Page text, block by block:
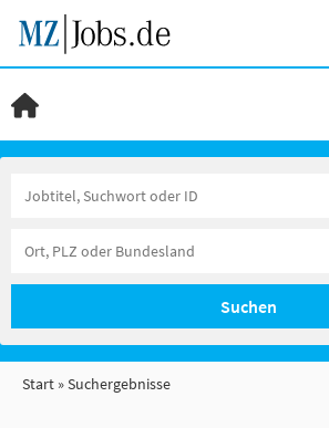
Suchen
Start Suchergebnisse